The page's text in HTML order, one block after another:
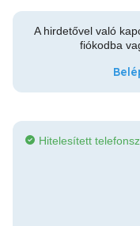
A hirdetővel való
fiókodba
Hitelesített